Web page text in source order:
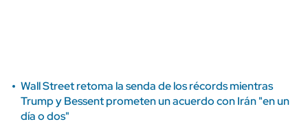
Wall Street retoma la senda de los récords mientras
Trump y Bessent prometen un acuerdo con Irán "en un
día o dos"